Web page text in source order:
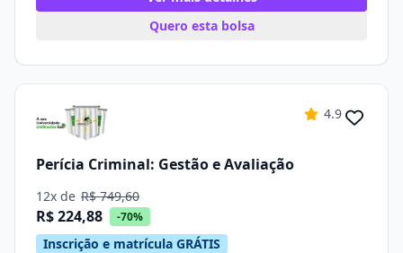
Quero esta bolsa
4.9
Perícia Criminal: Gestão e Avaliação
12x de R$ 749,60
R$ 224,88 -70%
Inscrição e matrícula GRÁTIS